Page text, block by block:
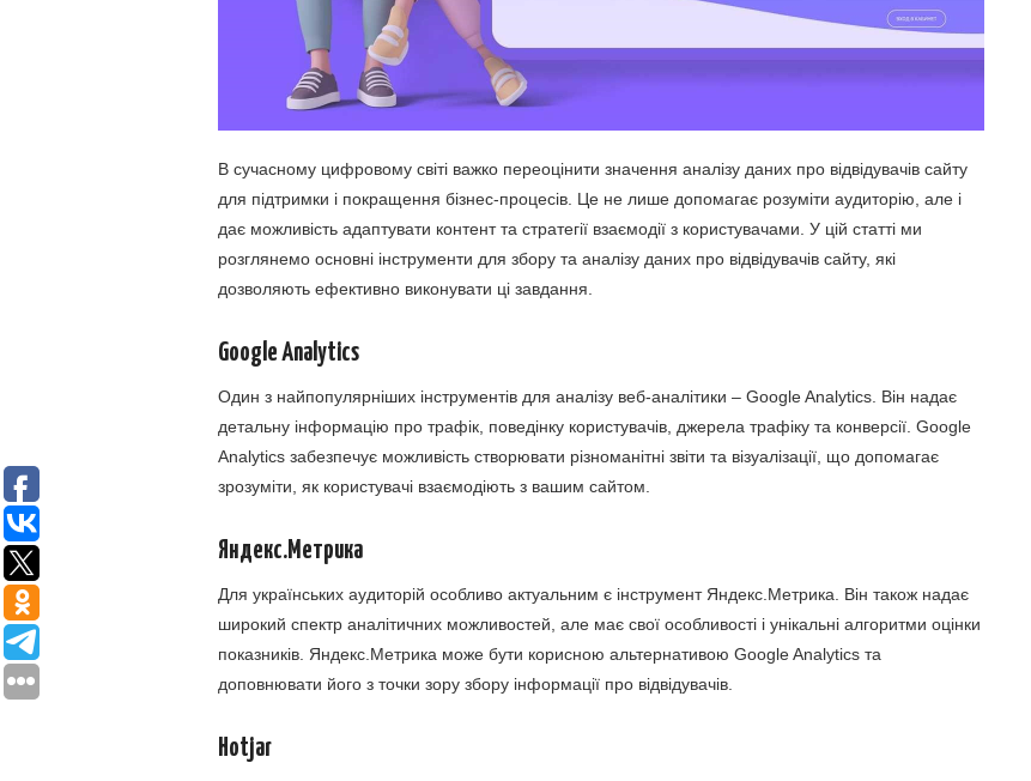
В сучасному цифровому світі важко переоцінити значення аналізу даних про відвідувачів сайту
для підтримки і покращення бізнес-процесів. Це не лише допомагає розуміти аудиторію, але і
дає можливість адаптувати контент та стратегії взаємодії з користувачами. У цій статті ми
розглянемо основні інструменти для збору та аналізу даних про відвідувачів сайту, які
дозволяють ефективно виконувати ці завдання.
Google Analytics
Один з найпопулярніших інструментів для аналізу веб-аналітики – Google Analytics. Він надає
детальну інформацію про трафік, поведінку користувачів, джерела трафіку та конверсії. Google
Analytics забезпечує можливість створювати різноманітні звіти та візуалізації, що допомагає
зрозуміти, як користувачі взаємодіють з вашим сайтом.
Яндекс.Метрика
Для українських аудиторій особливо актуальним є інструмент Яндекс.Метрика. Він також надає
широкий спектр аналітичних можливостей, але має свої особливості і унікальні алгоритми оцінки
показників. Яндекс.Метрика може бути корисною альтернативою Google Analytics та
доповнювати його з точки зору збору інформації про відвідувачів.
Hotjar